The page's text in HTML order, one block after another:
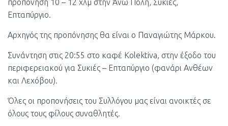
προπόνηση 10 – 12 χλμ στην Άνω Πόλη, Συκιές,
Επταπύργιο.
Αρχηγός της προπόνησης θα είναι ο Παναγιώτης Μάρκου.
Συνάντηση στις 20:55 στο καφέ Kolektiva, στην έξοδο του
περιφερειακού για Συκιές – Επταπύργιο (φανάρι Ανθέων
και Λεχόβου).
Όλες οι προπονήσεις του Συλλόγου μας είναι ανοικτές σε
όλους τους φίλους συναθλητές.